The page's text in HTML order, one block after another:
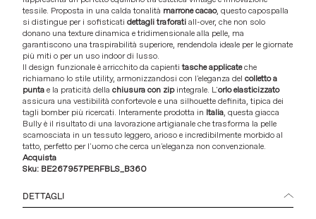
tessile. Proposta in una calda tonalità marrone cacao, questo capospalla
si distingue per i sofisticati dettagli traforati all-over, che non solo
donano una texture dinamica e tridimensionale alla pelle, ma
garantiscono una traspirabilità superiore, rendendola ideale per le giornate
più miti o per un uso indoor di lusso.
Il design funzionale è arricchito da capientitasche applicateche
richiamano lo stile utility, armonizzandosi con l'eleganza del colletto a
punta e la praticità della chiusura con zipintegrale. L'orlo elasticizzato
assicura una vestibilità confortevole e una silhouette definita, tipica dei
tagli bomber più ricercati. Interamente prodotta in Italia, questa giacca
Bully è il risultato di una lavorazione artigianale che trasforma la pelle
scamosciata in un tessuto leggero, arioso e incredibilmente morbido al
tatto, perfetto per l'uomo che cerca un'eleganza non convenzionale.
Acquista
Sku: BE267957PERFBLS_B360
DETTAGLI